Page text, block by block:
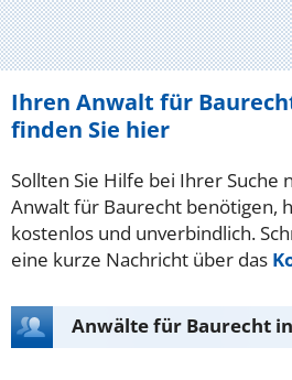
Ihren Anwalt für
finden Sie hier
Sollten Sie Hilfe bei Ihrer Suche
Anwalt für Baurecht benötigen,
kostenlos und unverbindlich.
eine kurze Nachricht über das
Anwälte für Baurecht